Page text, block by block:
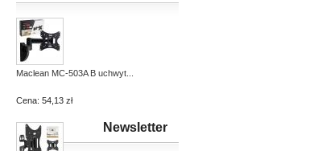
Maclean MC-503A B uchwyt...
Cena: 54,13 zł
Newsletter